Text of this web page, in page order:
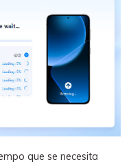
que se necesita